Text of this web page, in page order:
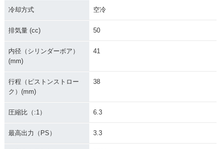
冷却方式 空冷
排気量 (cc) 50
内径（シリンダーボア）
(mm)
41
行程（ピストンストロー
ク）(mm)
38
圧縮比（:1） 6.3
最高出力（PS） 3.3